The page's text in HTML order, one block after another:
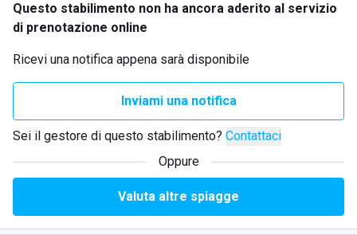
Questo stabilimento non ha ancora aderito al servizio
di prenotazione online
Ricevi una notifica appena sarà disponibile
Inviami una notifica
Sei il gestore di questo stabilimento? Contattaci
Oppure
Valuta altre spiagge